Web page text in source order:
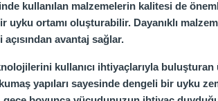
kullanılan malzemelerin kalitesi de
uyku ortamı oluşturabilir. Dayanıklı
açısından avantaj sağlar.
kullanıcı ihtiyaçlarıyla
yapıları sayesinde dengeli bir uyku